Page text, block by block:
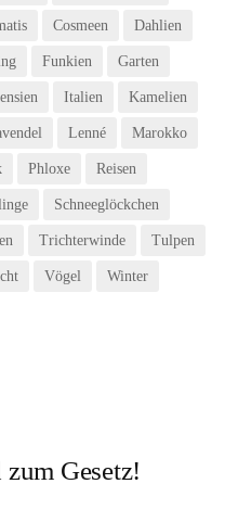
Cosmeen Dahlien
Funkien Garten
Italien Kamelien
Lenné Marokko
Phloxe Reisen
Schneeglöckchen
Trichterwinde Tulpen
Vögel Winter
Gesetz!